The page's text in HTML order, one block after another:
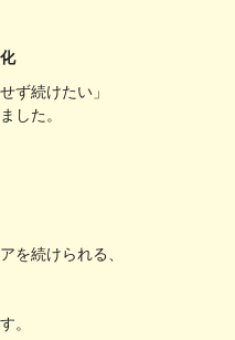
ず続けたい」
した。
を続けられる、
。